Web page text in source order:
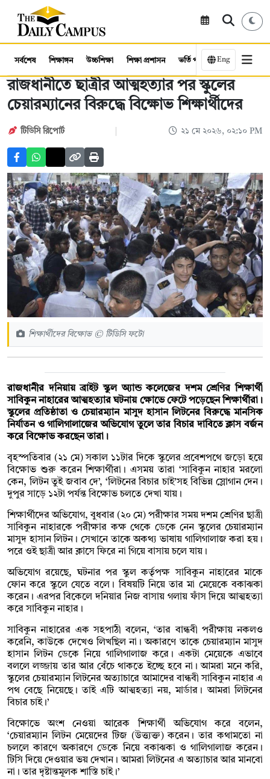
সর্বশেষ শিক্ষাঙ্গন উচ্চশিক্ষা শিক্ষা প্রশাসন ভর্তি পরীক্ষা কর্মসংস্থান
Eng
রাজধানীতে ছাত্রীর আত্মহত্যার পর স্কুলের
চেয়ারম্যানের বিরুদ্ধে বিক্ষোভ শিক্ষার্থীদের
টিডিসি রিপোর্ট ২১ মে ২০২৬, ০২:১০ PM
শিক্ষার্থীদের বিক্ষোভ © টিডিসি ফটো
রাজধানীর দনিয়ায় ব্রাইট স্কুল অ্যান্ড কলেজের দশম শ্রেণির শিক্ষার্থী
সাবিকুন নাহারের আত্মহত্যার ঘটনায় ক্ষোভে ফেটে পড়েছেন শিক্ষার্থীরা।
স্কুলের প্রতিষ্ঠাতা ও চেয়ারম্যান মাসুদ হাসান লিটনের বিরুদ্ধে মানসিক
নির্যাতন ও গালিগালাজের অভিযোগ তুলে তার বিচার দাবিতে ক্লাস বর্জন
করে বিক্ষোভ করছেন তারা।
বৃহস্পতিবার (২১ মে) সকাল ১১টার দিকে স্কুলের প্রবেশপথে জড়ো হয়ে
বিক্ষোভ শুরু করেন শিক্ষার্থীরা। এসময় তারা ‘সাবিকুন নাহার মরলো
কেন, লিটন তুই জবাব দে’, ‘লিটনের বিচার চাই’সহ বিভিন্ন স্লোগান দেন।
দুপুর সাড়ে ১২টা পর্যন্ত বিক্ষোভ চলতে দেখা যায়।
শিক্ষার্থীদের অভিযোগ, বুধবার (২০ মে) পরীক্ষার সময় দশম শ্রেণির ছাত্রী
সাবিকুন নাহারকে পরীক্ষার কক্ষ থেকে ডেকে নেন স্কুলের চেয়ারম্যান
মাসুদ হাসান লিটন। সেখানে তাকে অকথ্য ভাষায় গালিগালাজ করা হয়।
পরে ওই ছাত্রী আর ক্লাসে ফিরে না গিয়ে বাসায় চলে যায়।
অভিযোগ রয়েছে, ঘটনার পর স্কুল কর্তৃপক্ষ সাবিকুন নাহারের মাকে
ফোন করে স্কুলে যেতে বলে। বিষয়টি নিয়ে তার মা মেয়েকে বকাঝকা
করেন। এরপর বিকেলে দনিয়ার নিজ বাসায় গলায় ফাঁস দিয়ে আত্মহত্যা
করে সাবিকুন নাহার।
সাবিকুন নাহারের এক সহপাঠী বলেন, ‘তার বান্ধবী পরীক্ষায় নকলও
করেনি, কাউকে দেখেও লিখছিল না। অকারণে তাকে চেয়ারম্যান মাসুদ
হাসান লিটন ডেকে নিয়ে গালিগালাজ করে। একটা মেয়েকে এভাবে
বললে লজ্জায় তার আর বেঁচে থাকতে ইচ্ছে হবে না। আমরা মনে করি,
স্কুলের চেয়ারম্যান লিটনের অত্যাচারে আমাদের বান্ধবী সাবিকুন নাহার এ
পথ বেছে নিয়েছে। তাই এটি আত্মহত্যা নয়, মার্ডার। আমরা লিটনের
বিচার চাই।’
বিক্ষোভে অংশ নেওয়া আরেক শিক্ষার্থী অভিযোগ করে বলেন,
‘চেয়ারম্যান লিটন মেয়েদের টিজ (উত্ত্যক্ত) করেন। তার কথামতো না
চললে কারণে অকারণে ডেকে নিয়ে বকাঝকা ও গালিগালাজ করেন।
টিসি দিয়ে দেওয়ার ভয় দেখান। আমরা লিটনের এ অত্যাচার আর মানবো
না। তার দৃষ্টান্তমূলক শাস্তি চাই।’